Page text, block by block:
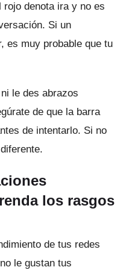
rojo denota ira y no es
Si un
es muy probable que tu
le des abrazos
de que la barra
de intentarlo. Si no
los rasgos
de tus redes
le gustan tus